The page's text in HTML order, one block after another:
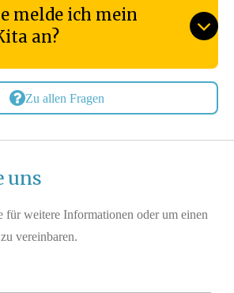
melde ich mein
an?
Zu allen Fragen
uns
für weitere Informationen oder um einen
vereinbaren.